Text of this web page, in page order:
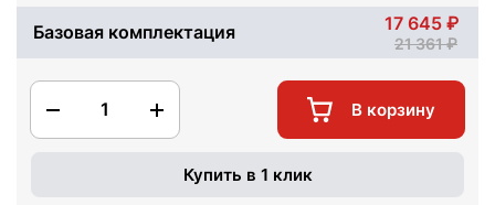
Базовая комплектация 17 645
21 361
1 В корзину
Купить в 1 клик